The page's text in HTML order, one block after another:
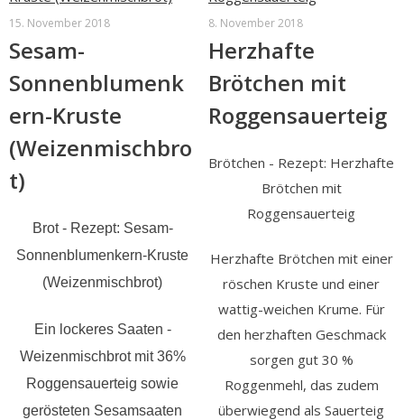
15. November 2018
Sesam-
Sonnenblumenk
ern-Kruste
(Weizenmischbro
t)
Brot - Rezept: Sesam-
Sonnenblumenkern-Kruste
(Weizenmischbrot)
Ein lockeres Saaten -
Weizenmischbrot mit 36%
Roggensauerteig sowie
gerösteten Sesamsaaten
8. November 2018
Herzhafte
Brötchen mit
Roggensauerteig
Brötchen - Rezept: Herzhafte
Brötchen mit
Roggensauerteig
Herzhafte Brötchen mit einer
röschen Kruste und einer
wattig-weichen Krume. Für
den herzhaften Geschmack
sorgen gut 30 %
Roggenmehl, das zudem
überwiegend als Sauerteig